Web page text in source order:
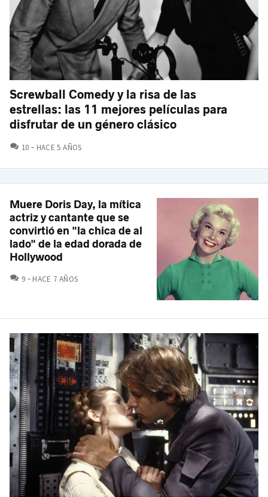
Screwball Comedy y la risa de las
estrellas: las 11 mejores películas para
disfrutar de un género clásico
10 COMENTARIOS
HACE 5 AÑOS
Muere Doris Day, la mítica
actriz y cantante que se
convirtió en "la chica de al
lado" de la edad dorada de
Hollywood
9 COMENTARIOS
HACE 7 AÑOS